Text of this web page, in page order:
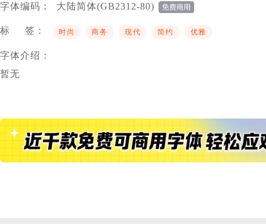
字体编码： 大陆简体(GB2312-80)
标 签： 时尚 商务 现代 简约 优雅
字体介绍：
暂无